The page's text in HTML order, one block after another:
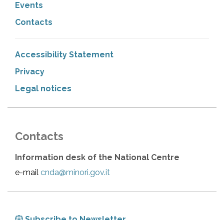
Events
Contacts
Accessibility Statement
Privacy
Legal notices
Contacts
Information desk of the National Centre
e-mail cnda@minori.gov.it